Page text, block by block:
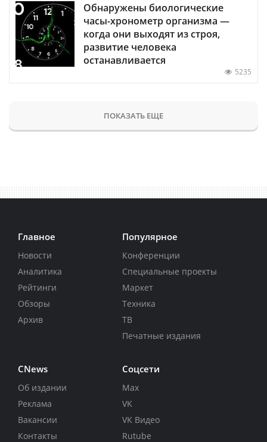
Обнаружены биологические
часы-хронометр организма —
когда они выходят из строя,
развитие человека
останавливается
5235
ПОКАЗАТЬ ЕЩЕ
Главное
Новости
Аналитика
Рейтинги
Обзоры
Архив
Популярное
Конференции
Специальные проекты
Маркет
Техника
ТВ
Печатные издания
CNews
Об издании
Реклама
Вакансии
Контакты
Соцсети
Max
VK
VK Видео
Rutube